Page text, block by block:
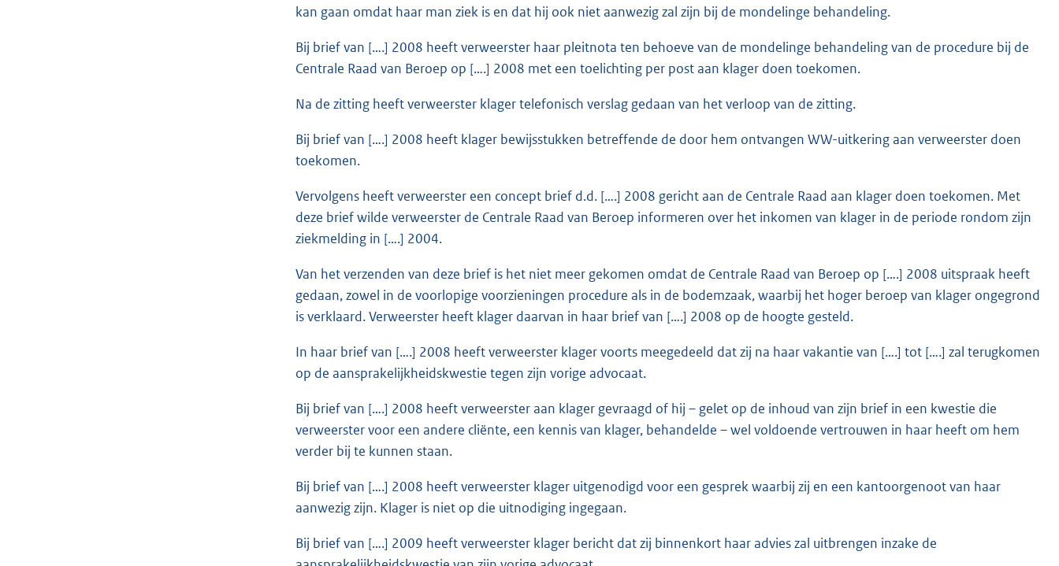
kan gaan omdat haar man ziek is en dat hij ook niet aanwezig zal zijn bij de mondelinge behandeling.
Bij brief van [….] 2008 heeft verweerster haar pleitnota ten behoeve van de mondelinge behandeling van de procedure bij de
Centrale Raad van Beroep op [….] 2008 met een toelichting per post aan klager doen toekomen.
Na de zitting heeft verweerster klager telefonisch verslag gedaan van het verloop van de zitting.
Bij brief van [….] 2008 heeft klager bewijsstukken betreffende de door hem ontvangen WW-uitkering aan verweerster doen
toekomen.
Vervolgens heeft verweerster een concept brief d.d. [….] 2008 gericht aan de Centrale Raad aan klager doen toekomen. Met
deze brief wilde verweerster de Centrale Raad van Beroep informeren over het inkomen van klager in de periode rondom zijn
ziekmelding in [….] 2004.
Van het verzenden van deze brief is het niet meer gekomen omdat de Centrale Raad van Beroep op [….] 2008 uitspraak heeft
gedaan, zowel in de voorlopige voorzieningen procedure als in de bodemzaak, waarbij het hoger beroep van klager ongegrond
is verklaard. Verweerster heeft klager daarvan in haar brief van [….] 2008 op de hoogte gesteld.
In haar brief van [….] 2008 heeft verweerster klager voorts meegedeeld dat zij na haar vakantie van [….] tot [….] zal terugkomen
op de aansprakelijkheidskwestie tegen zijn vorige advocaat.
Bij brief van [….] 2008 heeft verweerster aan klager gevraagd of hij – gelet op de inhoud van zijn brief in een kwestie die
verweerster voor een andere cliënte, een kennis van klager, behandelde – wel voldoende vertrouwen in haar heeft om hem
verder bij te kunnen staan.
Bij brief van [….] 2008 heeft verweerster klager uitgenodigd voor een gesprek waarbij zij en een kantoorgenoot van haar
aanwezig zijn. Klager is niet op die uitnodiging ingegaan.
Bij brief van [….] 2009 heeft verweerster klager bericht dat zij binnenkort haar advies zal uitbrengen inzake de